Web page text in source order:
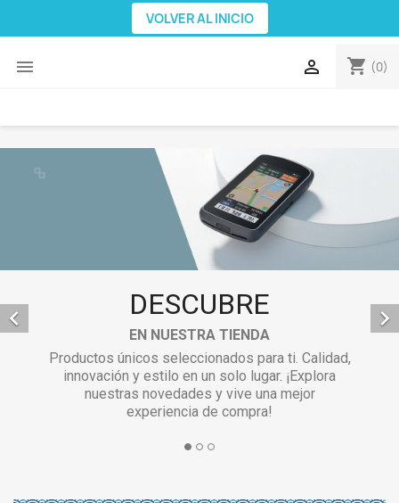
VOLVER AL INICIO
 shopping_cart (0)

DESCUBRE
EN NUESTRA TIENDA
Productos únicos seleccionados para ti. Calidad,
innovación y estilo en un solo lugar. ¡Explora
nuestras novedades y vive una mejor
experiencia de compra!
 